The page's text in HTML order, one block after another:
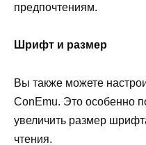
предпочтениям.
Шрифт и размер
Вы также можете
ConEmu. Это особенно
увеличить размер
чтения.